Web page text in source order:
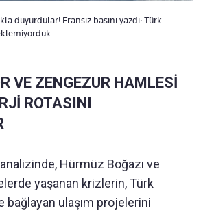
duyurdular! Fransız basını yazdı: Türk
VE ZENGEZUR HAMLESİ
ROTASINI
Hürmüz Boğazı ve
yaşanan krizlerin, Türk
bağlayan ulaşım projelerini